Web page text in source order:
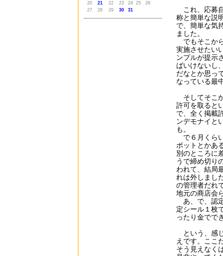
20
21 22 23 24 25
26
27
28 29 30 31
これ、応募
称と簡単な説
で、簡単な気
ました。
でもそこか
実施させたい
ンプルが提示
ばいけないし
だなとか思っ
なっている最
そしてそこ
許可を取ると
で、全く掲載
ンデモナイと
も。
で６月くら
ポットとかあ
別のところに
うで締め切り
われて、結局
れは外しまし
の管理者だれ
地元の商店会
あ、で、認
定シール１枚
ったり金でで
という、感
えです。ここ
そう見えなく